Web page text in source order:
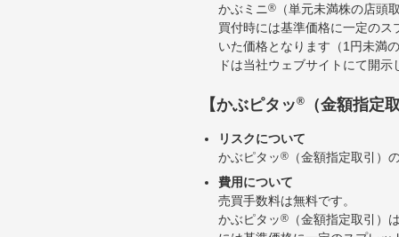
かぶミニ®
（単元未満株の店頭
買付時には基準価格に一定の
いた価格となります（1円未満
ドは当社ウェブサイトにて開
【かぶピタッ® （金額指定
リスクについて
かぶピタッ®
（金額指定取引）
費用について
売買手数料は無料です。
かぶピタッ®
（金額指定取引）